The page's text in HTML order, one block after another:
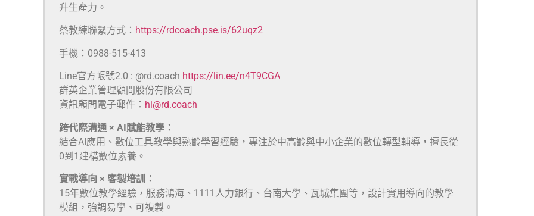
升生產力。
蔡教練聯繫方式： https://rdcoach.pse.is/62uqz2
手機：0988-515-413
Line官方帳號2.0 : @rd.coach https://lin.ee/n4T9CGA
群英企業管理顧問股份有限公司
資訊顧問電子郵件： hi@rd.coach
跨代際溝通 × AI賦能教學：
結合AI應用、數位工具教學與熟齡學習經驗，專注於中高齡與中小企業的數位轉型輔導，擅長從
0到1建構數位素養。
實戰導向 × 客製培訓：
15年數位教學經驗，服務鴻海、1111人力銀行、台南大學、瓦城集團等，設計實用導向的教學
模組，強調易學、可複製。